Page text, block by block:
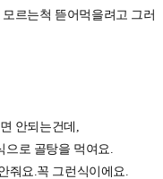
르는척 뜯어먹을려고 그러
안되는건데,
으로 골탕을 먹여요.
줘요.꼭 그런식이에요.